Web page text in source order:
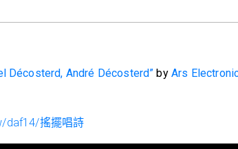
Décosterd, André Décosterd” by Ars
daf14/搖擺唱詩